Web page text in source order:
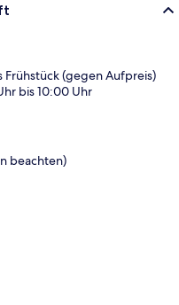
(gegen Aufpreis)
bis 10:00 Uhr
beachten)